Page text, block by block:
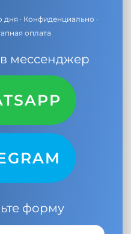
дня · Конфиденциально ·
оплата
мессенджер
форму